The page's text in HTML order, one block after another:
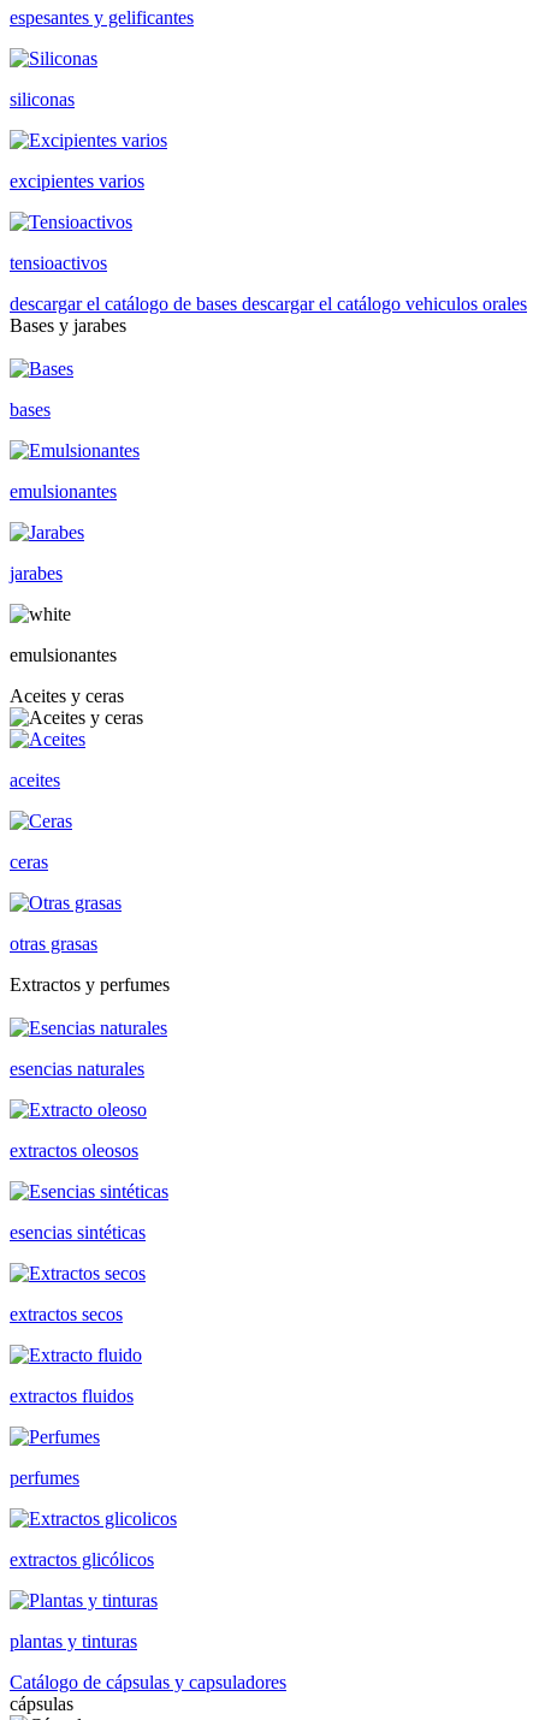
espesantes y gelificantes
siliconas
excipientes varios
tensioactivos
descargar el catálogo de bases descargar el catálogo vehiculos orales
Bases y jarabes
bases
emulsionantes
jarabes
emulsionantes
Aceites y ceras
aceites
ceras
otras grasas
Extractos y perfumes
esencias naturales
extractos oleosos
esencias sintéticas
extractos secos
extractos fluidos
perfumes
extractos glicólicos
plantas y tinturas
Catálogo de cápsulas y capsuladores
cápsulas